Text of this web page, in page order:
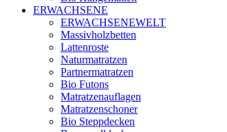
ERWACHSENE
ERWACHSENEWELT
Massivholzbetten
Lattenroste
Naturmatratzen
Partnermatratzen
Bio Futons
Matratzenauflagen
Matratzenschoner
Bio Steppdecken